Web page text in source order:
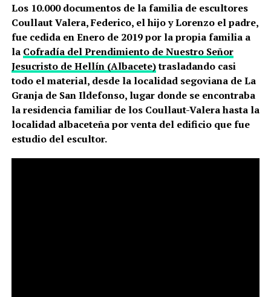
Los 10.000 documentos de la familia de escultores
Coullaut Valera, Federico, el hijo y Lorenzo el padre,
fue cedida en Enero de 2019 por la propia familia a
la Cofradía del Prendimiento de Nuestro Señor
Jesucristo de Hellín (Albacete)trasladando casi
todo el material, desde la localidad segoviana de La
Granja de San Ildefonso, lugar donde se encontraba
la residencia familiar de los Coullaut-Valera hasta la
localidad albaceteña por venta del edificio que fue
estudio del escultor.